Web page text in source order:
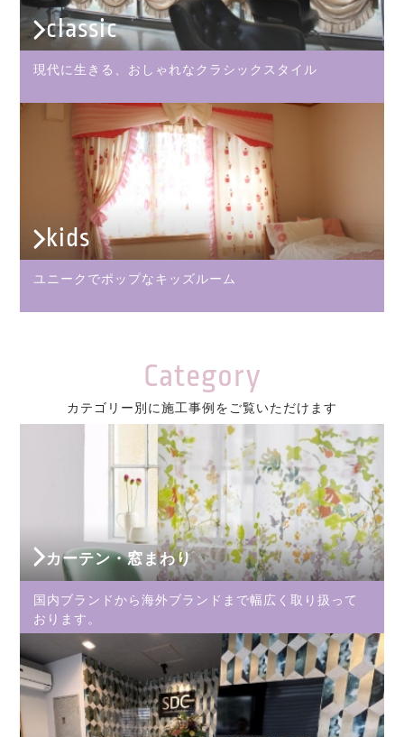
classic
現代に生きる、おしゃれなクラシックスタイル
kids
ユニークでポップなキッズルーム
Category
カテゴリー別に施工事例をご覧いただけます
カーテン・窓まわり
国内ブランドから海外ブランドまで幅広く取り扱って
おります。